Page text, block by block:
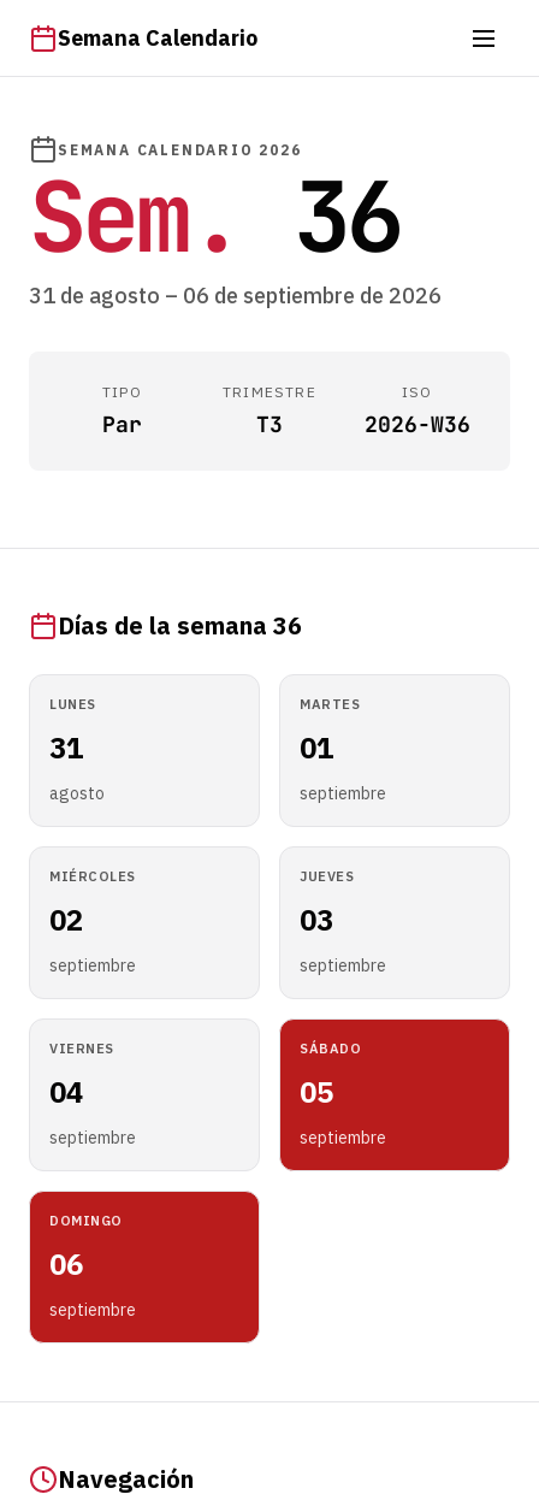
Semana Calendario
SEMANA CALENDARIO 2026
Sem. 36
31 de agosto – 06 de septiembre de 2026
TIPO
Par
TRIMESTRE
T3
ISO
2026-W36
Días de la semana 36
LUNES
31
agosto
MARTES
01
septiembre
MIÉRCOLES
02
septiembre
JUEVES
03
septiembre
VIERNES
04
septiembre
SÁBADO
05
septiembre
DOMINGO
06
septiembre
Navegación